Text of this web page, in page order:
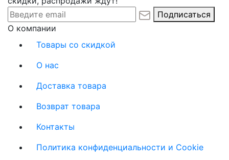
Подписаться
О компании
Товары со скидкой
О нас
Доставка товара
Возврат товара
Контакты
Политика конфиденциальности и Cookie